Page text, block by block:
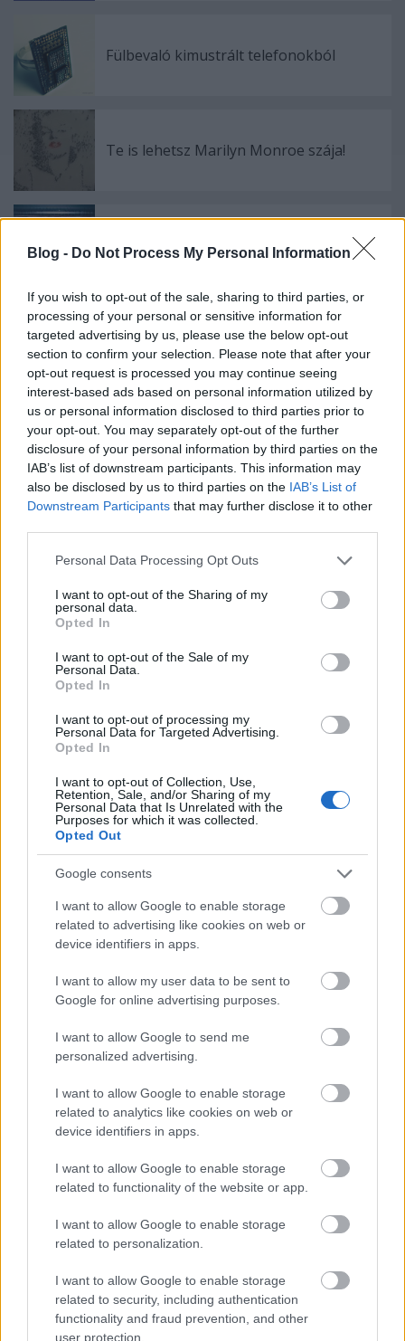
Blog - Do Not Process My Personal Information
If you wish to opt-out of the sale, sharing to third parties, or
processing of your personal or sensitive information for
targeted advertising by us, please use the below opt-out
section to confirm your selection. Please note that after your
opt-out request is processed you may continue seeing
interest-based ads based on personal information utilized by
us or personal information disclosed to third parties prior to
your opt-out. You may separately opt-out of the further
disclosure of your personal information by third parties on the
IAB’s list of downstream participants. This information may
also be disclosed by us to third parties on the IAB’s List of
Downstream Participants that may further disclose it to other
Please note that this website/app uses one or more Google
not limited to your visit or usage behaviour. You may click to
grant or deny consent to Google and its third-party tags to
use your data for below specified purposes in below Google
consent section.
Personal Data Processing Opt Outs
I want to opt-out of the Sharing of my
personal data.
Opted In
I want to opt-out of the Sale of my
Personal Data.
Opted In
I want to opt-out of processing my
Personal Data for Targeted Advertising.
Opted In
I want to opt-out of Collection, Use,
Retention, Sale, and/or Sharing of my
Personal Data that Is Unrelated with the
Purposes for which it was collected.
Opted Out
Google consents
I want to allow Google to enable storage
related to advertising like cookies on web or
device identifiers in apps.
I want to allow my user data to be sent to
Google for online advertising purposes.
I want to allow Google to send me
personalized advertising.
I want to allow Google to enable storage
related to analytics like cookies on web or
device identifiers in apps.
I want to allow Google to enable storage
related to functionality of the website or app.
I want to allow Google to enable storage
related to personalization.
I want to allow Google to enable storage
related to security, including authentication
functionality and fraud prevention, and other
user protection.
Fülbevaló kimustrált telefonokból
Te is lehetsz Marilyn Monroe szája!
Megújult a Republic Group irodája
Ne dobd ki a parafadugót, csinálj belőle
cuki állatkákat!
Szólj hozzá!
A hozzászóláshoz be kell lépned!
VAGY
Oshii604
17 éve
... azisigaz! :) Nice!
CséZsu
17 éve
Klasszikus, ősrégi "kitchen-club" továbbfejlesztett
változata. Tetszik! Nem rossz marketingfogásnak
sem, bár nehezen tudnám besorolni kategórába.
Panka2
17 éve
A Laboratory is lopott a UPC-vel?
Az Indexen és számos portálon tegnap jelent meg a
cikk arról, hogy vizsgálódást kezdeményeztek a UPC-
nél, minek következtében "megszüntették a UPC
közép-európai regionális központját, és nyugdíjba
ment a regionális vezető. Távozott a cég
egyikük sem önszántából döntött így. " (Index)
A pletykáknak úgy tűnik van valóságalapjuk.